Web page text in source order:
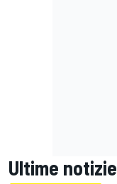
Ultime notizie